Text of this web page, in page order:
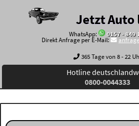
Jetzt Auto
WhatsApp:
0157 - 849
Direkt Anfrage per E-Mail:
365 Tage von 8 - 22
Hotline
0800-0044333